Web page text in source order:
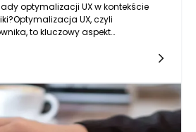
optymalizacji UX w kontekście
UX, czyli
to kluczowy aspekt